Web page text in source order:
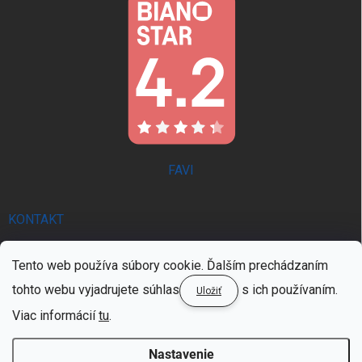
Tento web používa súbory cookie. Ďalším prechádzaním
tohto webu vyjadrujete súhlas
Uložiť
s ich používaním.
Viac informáciítu.
Nastavenie
FAVI
KONTAKT
trendie.sk
0902 521 357 | PON - PIA 8:00 - 16:00
0902 521 357 | PON - PIA 8:00 - 16:00